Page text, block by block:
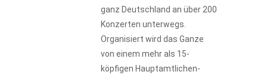
ganz Deutschland an über 200
Konzerten unterwegs.
Organisiert wird das Ganze
von einem mehr als 15-
köpfigen Hauptamtlichen-